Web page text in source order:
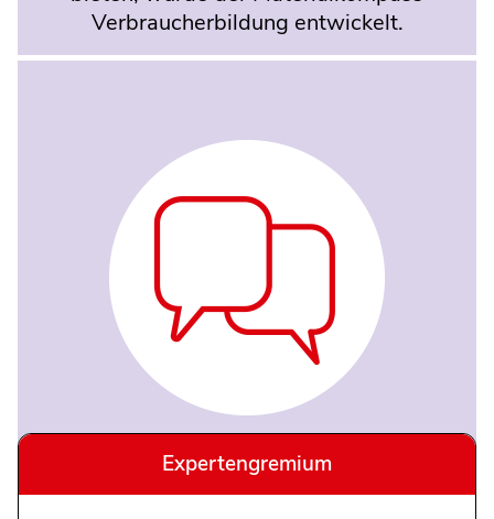
Verbraucherbildung entwickelt.
Expertengremium